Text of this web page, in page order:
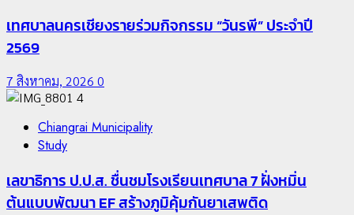
เทศบาลนครเชียงรายร่วมกิจกรรม “วันรพี” ประจำปี
2569
7 สิงหาคม, 2026 0
4
Chiangrai Municipality
Study
เลขาธิการ ป.ป.ส. ชื่นชมโรงเรียนเทศบาล 7 ฝั่งหมิ่น
ต้นแบบพัฒนา EF สร้างภูมิคุ้มกันยาเสพติด